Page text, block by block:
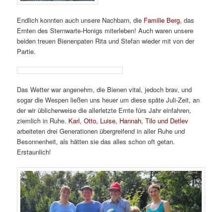
Endlich konnten auch unsere Nachbarn, die Familie Berg, das
Ernten des Sternwarte-Honigs miterleben! Auch waren unsere
beiden treuen Bienenpaten Rita und Stefan wieder mit von der
Partie.
Das Wetter war angenehm, die Bienen vital, jedoch brav, und
sogar die Wespen ließen uns heuer um diese späte Juli-Zeit, an
der wir üblicherweise die allerletzte Ernte fürs Jahr einfahren,
ziemlich in Ruhe. Karl, Otto, Luise, Hannah, Tilo und Detlev
arbeiteten drei Generationen übergreifend in aller Ruhe und
Besonnenheit, als hätten sie das alles schon oft getan.
Erstaunlich!